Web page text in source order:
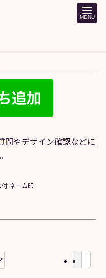
toggle
問やデザイン確認などに
ネーム印